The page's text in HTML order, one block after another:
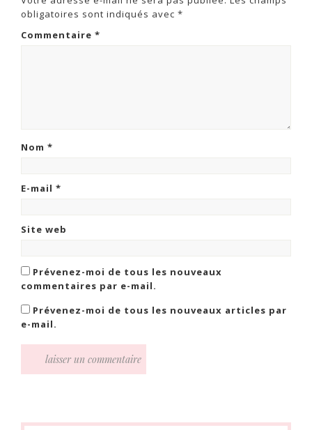
obligatoires sont indiqués avec *
Commentaire *
Nom *
E-mail *
Site web
Prévenez-moi de tous les nouveaux
commentaires par e-mail.
Prévenez-moi de tous les nouveaux articles par
e-mail.